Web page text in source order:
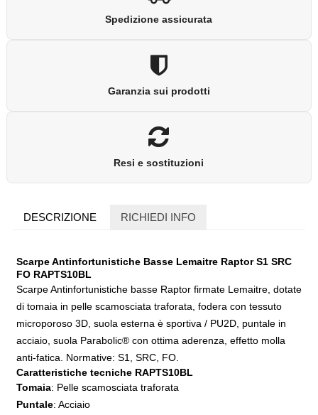
Spedizione assicurata
Garanzia sui prodotti
Resi e sostituzioni
DESCRIZIONE RICHIEDI INFO
Scarpe Antinfortunistiche Basse Lemaitre Raptor S1 SRC
FO RAPTS10BL
Scarpe Antinfortunistiche basse Raptor firmate Lemaitre, dotate
di tomaia in pelle scamosciata traforata, fodera con tessuto
microporoso 3D, suola esterna è sportiva / PU2D, puntale in
acciaio, suola Parabolic® con ottima aderenza, effetto molla
anti-fatica. Normative: S1, SRC, FO.
Caratteristiche tecniche RAPTS10BL
Tomaia: Pelle scamosciata traforata
Puntale: Acciaio